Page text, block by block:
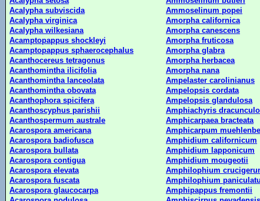
Acalypha subviscida
Ammoselinum popei
Acalypha virginica
Amorpha californica
Acalypha wilkesiana
Amorpha canescens
Acamptopappus shockleyi
Amorpha fruticosa
Acamptopappus sphaerocephalus
Amorpha glabra
Acanthocereus tetragonus
Amorpha herbacea
Acanthomintha ilicifolia
Amorpha nana
Acanthomintha lanceolata
Ampelaster carolinianus
Acanthomintha obovata
Ampelopsis cordata
Acanthophora spicifera
Ampelopsis glandulosa
Acanthoscyphus parishii
Amphiachyris
Acanthospermum australe
Amphicarpaea bracteata
Acarospora americana
Amphicarpum
Acarospora badiofusca
Amphidium californicum
Acarospora bullata
Amphidium lapponicum
Acarospora contigua
Amphidium mougeotii
Acarospora elevata
Amphilophium
Acarospora fuscata
Amphilophium
Acarospora glaucocarpa
Amphipappus fremontii